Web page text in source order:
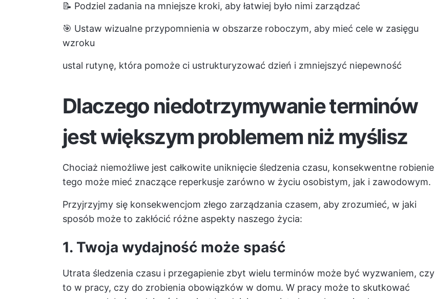
📝 Podziel zadania na mniejsze kroki, aby łatwiej było nimi zarządzać
🎯 Ustaw wizualne przypomnienia w obszarze roboczym, aby mieć cele w zasięgu
wzroku
ustal rutynę, która pomoże ci ustrukturyzować dzień i zmniejszyć niepewność
Dlaczego niedotrzymywanie terminów
jest większym problemem niż myślisz
Chociaż niemożliwe jest całkowite uniknięcie śledzenia czasu, konsekwentne robienie
tego może mieć znaczące reperkusje zarówno w życiu osobistym, jak i zawodowym.
Przyjrzyjmy się konsekwencjom złego zarządzania czasem, aby zrozumieć, w jaki
sposób może to zakłócić różne aspekty naszego życia:
1. Twoja wydajność może spaść
Utrata śledzenia czasu i przegapienie zbyt wielu terminów może być wyzwaniem, czy
to w pracy, czy do zrobienia obowiązków w domu. W pracy może to skutkować